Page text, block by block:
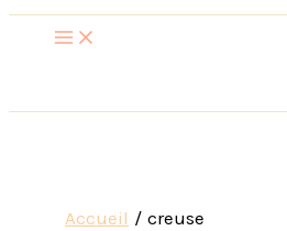
Accueil creuse